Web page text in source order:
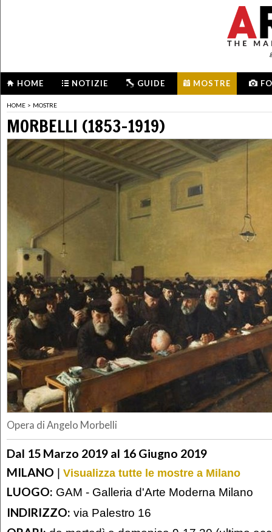
HOME NOTIZIE GUIDE MOSTRE
HOME > MOSTRE
MORBELLI (1853-1919)
Opera di Angelo Morbelli
Dal 15 Marzo 2019 al 16 Giugno 2019
MILANO | Visualizza tutte le mostre a Milano
LUOGO: GAM - Galleria d'Arte Moderna Milano
INDIRIZZO: via Palestro 16